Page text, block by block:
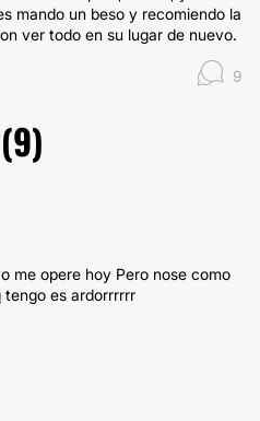
mando un beso y recomiendo la
ver todo en su lugar de nuevo.
9
9)
me opere hoy Pero nose como
tengo es ardorrrrrr